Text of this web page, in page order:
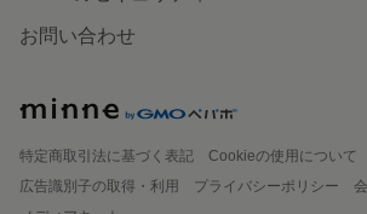
お問い合わせ
特定商取引法に基づく表記
Cookieの使用について
広告識別子の取得・利用
プライバシーポリシー